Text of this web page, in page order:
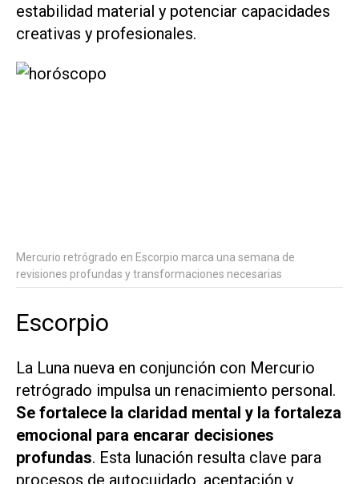
estabilidad material y potenciar capacidades
creativas y profesionales.
Mercurio retrógrado en Escorpio marca una semana de
revisiones profundas y transformaciones necesarias
Escorpio
La Luna nueva en conjunción con Mercurio
retrógrado impulsa un renacimiento personal.
Se fortalece la claridad mental y la fortaleza
emocional para encarar decisiones
profundas. Esta lunación resulta clave para